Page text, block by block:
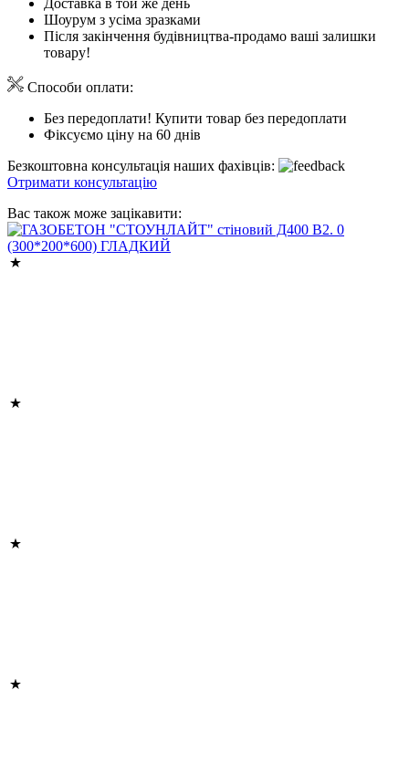
Шоурум з усіма зразками
Після закінчення будівництва-продамо ваші залишки
товару!
Способи оплати:
Без передоплати! Купити товар без передоплати
Фіксуємо ціну на 60 днів
Безкоштовна консультація наших фахівців:
Отримати консультацію
Вас також може зацікавити: